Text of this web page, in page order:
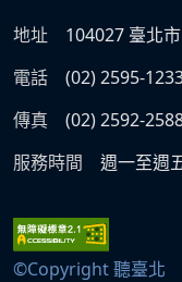
地址
104027 臺北
電話
(02) 2595-
傳真
(02) 2592-
服務時間
週一至週
©Copyright 聽臺北